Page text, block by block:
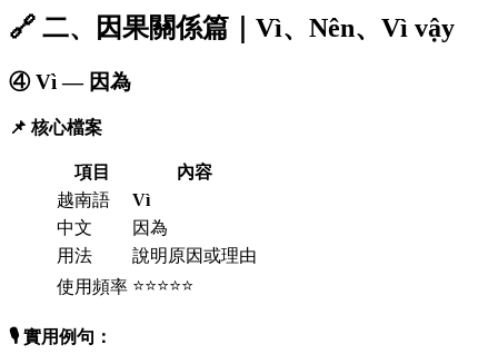
🔗 二、因果關係篇｜Vì、Nên、Vì vậy
④ Vì — 因為
📌 核心檔案
項目
內容
越南語
Vì
中文
因為
用法
說明原因或理由
使用頻率 ⭐⭐⭐⭐⭐
🎙️ 實用例句：